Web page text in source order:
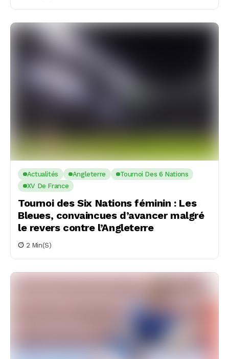
Actualités Angleterre
Tournoi Des 6 Nations
XV De France
Tournoi des Six Nations féminin : Les
Bleues, convaincues d’avancer malgré
le revers contre l’Angleterre
2 Min(s)